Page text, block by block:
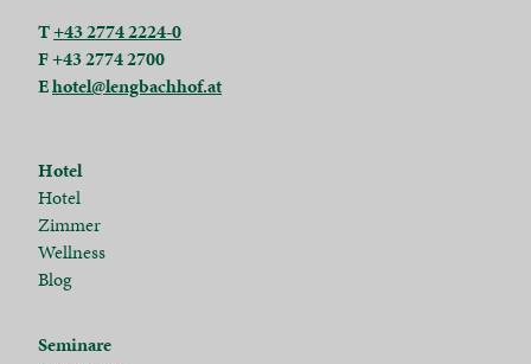
T+43 2774 2224-0
F +43 2774 2700
Ehotel@lengbachhof.at
Hotel
Hotel
Zimmer
Wellness
Blog
Seminare